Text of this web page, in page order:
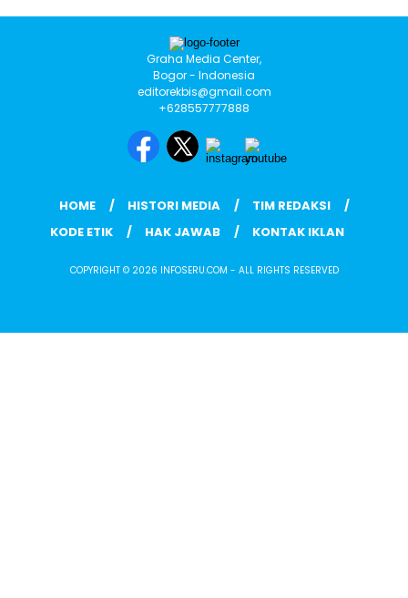
Graha Media Center,
Bogor - Indonesia
editorekbis@gmail.com
+628557777888
HOME HISTORI MEDIA
TIM REDAKSI
KODE ETIK
HAK JAWAB KONTAK IKLAN
COPYRIGHT © 2026 INFOSERU.COM - ALL RIGHTS RESERVED